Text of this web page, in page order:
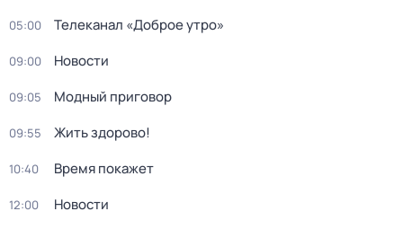
05:00 Телеканал «Доброе утро»
09:00 Новости
09:05 Модный приговор
09:55 Жить здорово!
10:40 Время покажет
12:00 Новости